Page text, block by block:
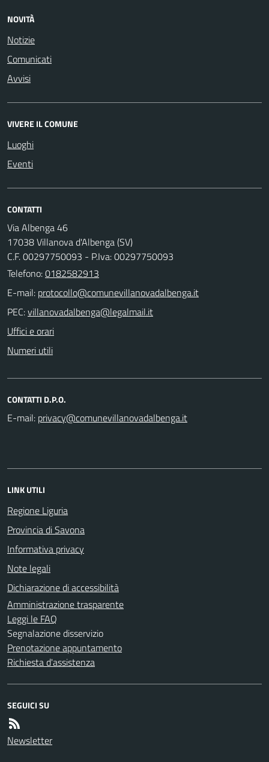
NOVITÀ
Notizie
Comunicati
Avvisi
VIVERE IL COMUNE
Luoghi
Eventi
CONTATTI
Via Albenga 46
17038 Villanova d'Albenga (SV)
C.F. 00297750093 - P.Iva: 00297750093
Telefono:0182582913
E-mail:
PEC:
Uffici e orari
Numeri utili
CONTATTI D.P.O.
E-mail:
LINK UTILI
Regione Liguria
Provincia di Savona
Informativa privacy
Note legali
Dichiarazione di accessibilità
Amministrazione trasparente
Leggi le FAQ
Segnalazione disservizio
Prenotazione appuntamento
Richiesta d'assistenza
SEGUICI SU
Newsletter